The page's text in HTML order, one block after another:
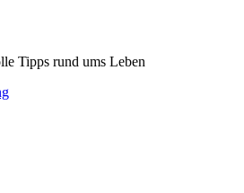
Tipps rund ums Leben